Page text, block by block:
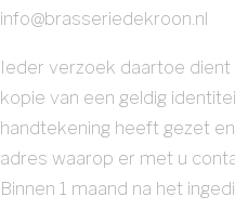
info@brasseriedekroon.nl
Ieder verzoek daartoe
kopie van een geldig
handtekening heeft gezet
adres waarop er met u
Binnen 1 maand na het